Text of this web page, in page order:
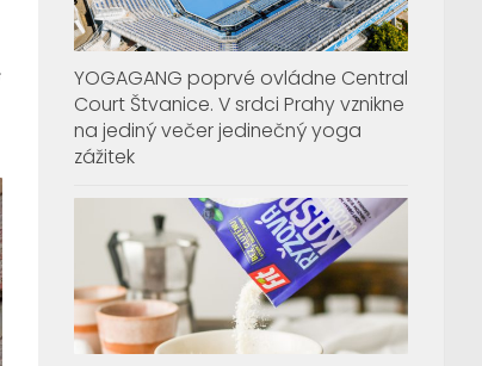
YOGAGANG poprvé ovládne Central
Court Štvanice. V srdci Prahy vznikne
na jediný večer jedinečný yoga
zážitek